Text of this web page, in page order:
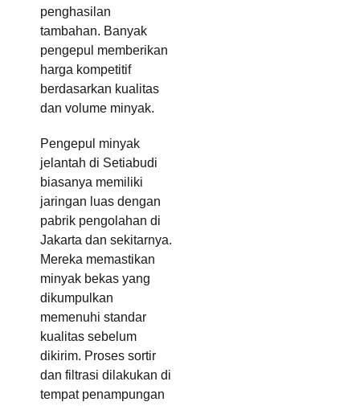
penghasilan
tambahan. Banyak
pengepul memberikan
harga kompetitif
berdasarkan kualitas
dan volume minyak.
Pengepul minyak
jelantah di Setiabudi
biasanya memiliki
jaringan luas dengan
pabrik pengolahan di
Jakarta dan sekitarnya.
Mereka memastikan
minyak bekas yang
dikumpulkan
memenuhi standar
kualitas sebelum
dikirim. Proses sortir
dan filtrasi dilakukan di
tempat penampungan